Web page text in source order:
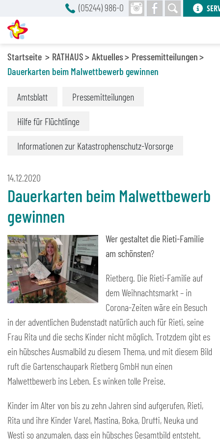
Startseite RATHAUS Aktuelles
Pressemitteilungen
Dauerkarten beim Malwettbewerb gewinnen
Amtsblatt Pressemitteilungen
Hilfe für Flüchtlinge
Informationen zur Katastrophenschutz-Vorsorge
14.12.2020
Dauerkarten beim Malwettbewerb
gewinnen
Wer gestaltet die Rieti-Familie
am schönsten?
Rietberg. Die Rieti-Familie auf
dem Weihnachtsmarkt – in
Corona-Zeiten wäre ein Besuch
in der adventlichen Budenstadt natürlich auch für Rieti, seine
Frau Rita und die sechs Kinder nicht möglich. Trotzdem gibt es
ein hübsches Ausmalbild zu diesem Thema, und mit diesem Bild
ruft die Gartenschaupark Rietberg GmbH nun einen
Malwettbewerb ins Leben. Es winken tolle Preise.
Kinder im Alter von bis zu zehn Jahren sind aufgerufen, Rieti,
Rita und ihre Kinder Varel, Mastina, Boka, Druffi, Neuka und
Westi so anzumalen, dass ein hübsches Gesamtbild entsteht.
(05244) 986-0